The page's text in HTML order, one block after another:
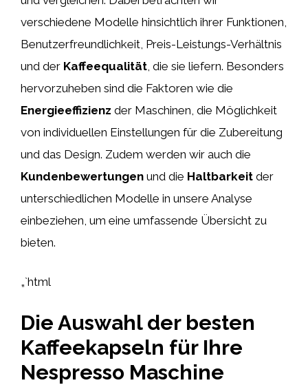
verschiedene Modelle hinsichtlich ihrer Funktionen,
Benutzerfreundlichkeit, Preis-Leistungs-Verhältnis
und der Kaffeequalität , die sie liefern. Besonders
hervorzuheben sind die Faktoren wie die
Energieeffizienz der Maschinen, die Möglichkeit
von individuellen Einstellungen für die Zubereitung
und das Design. Zudem werden wir auch die
Kundenbewertungen und die Haltbarkeit der
unterschiedlichen Modelle in unsere Analyse
einbeziehen, um eine umfassende Übersicht zu
bieten.
„`html
Die Auswahl der besten
Kaffeekapseln für Ihre
Nespresso Maschine